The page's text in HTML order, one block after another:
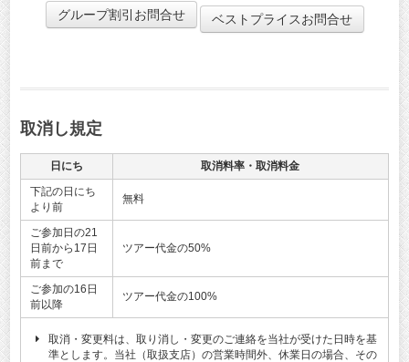
グループ割引お問合せ ベストプライスお問合せ
取消し規定
日にち
取消料率・取消料金
下記の日にち
より前
無料
ご参加日の21
日前から17日
前まで
ツアー代金の50%
ご参加の16日
前以降
ツアー代金の100%
取消・変更料は、取り消し・変更のご連絡を当社が受けた日時を基
準とします。当社（取扱支店）の営業時間外、休業日の場合、その